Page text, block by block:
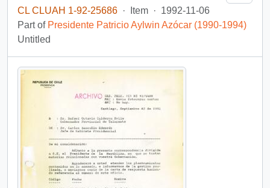
CL CLUAH 1-92-25686 · Item · 1992-11-06
Part of Presidente Patricio Aylwin Azócar (1990-1994)
Untitled